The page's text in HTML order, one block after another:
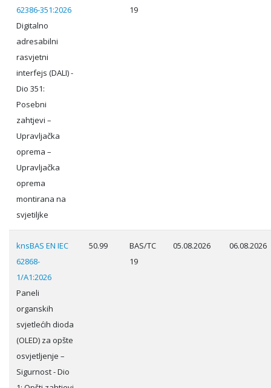
62386-351:2026
Digitalno
adresabilni
rasvjetni
interfejs (DALI) -
Dio 351:
Posebni
zahtjevi –
Upravljačka
oprema –
Upravljačka
oprema
montirana na
svjetiljke
19
knsBAS EN IEC
62868-
1/A1:2026
Paneli
organskih
svjetlećih dioda
(OLED) za opšte
osvjetljenje –
Sigurnost - Dio
50.99
BAS/TC
19
05.08.2026 06.08.2026